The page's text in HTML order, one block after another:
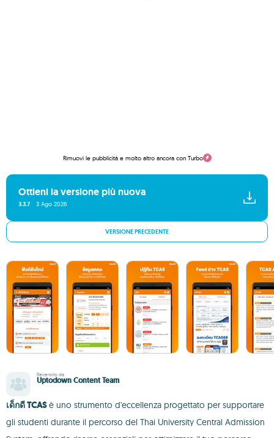
Rimuovi le pubblicità e molto altro ancora con Turbo
Ottieni la versione più nuova
3.3.7 3 Ago 2026
VERSIONE PRECEDENTE
Recensito da
Uptodown Content Team
เด็กดี TCASè uno strumento d'eccellenza progettato per supportare
gli studenti durante il percorso del Thai University Central Admission